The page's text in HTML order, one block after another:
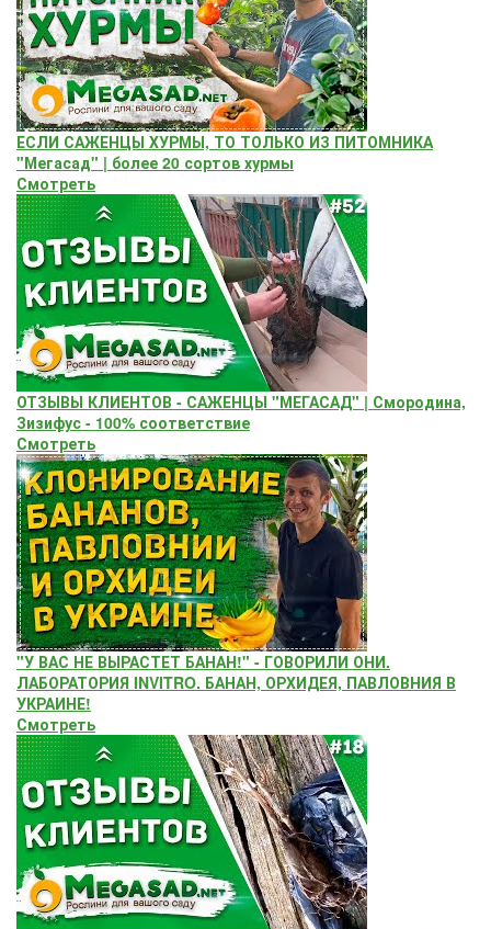
ЕСЛИ САЖЕНЦЫ ХУРМЫ, ТО ТОЛЬКО ИЗ ПИТОМНИКА
"Мегасад" | более 20 сортов хурмы
Смотреть
ОТЗЫВЫ КЛИЕНТОВ - САЖЕНЦЫ "МЕГАСАД" | Смородина,
Зизифус - 100% соответствие
Смотреть
"У ВАС НЕ ВЫРАСТЕТ БАНАН!" - ГОВОРИЛИ ОНИ.
ЛАБОРАТОРИЯ INVITRO. БАНАН, ОРХИДЕЯ, ПАВЛОВНИЯ В
УКРАИНЕ!
Смотреть